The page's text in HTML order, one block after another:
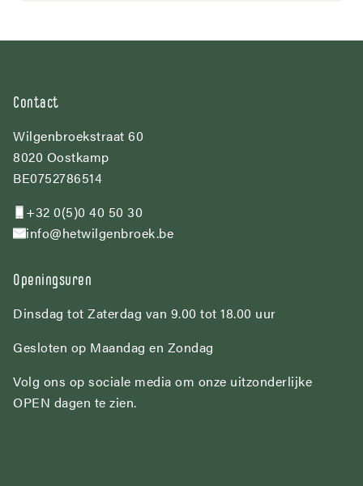
Contact
Wilgenbroekstraat 60
8020 Oostkamp
BE0752786514
+32 0(5)0 40 50 30
info@hetwilgenbroek.be
Openingsuren
Dinsdag tot Zaterdag van 9.00 tot 18.00 uur
Gesloten op Maandag en Zondag
Volg ons op sociale media om onze uitzonderlijke
OPEN dagen te zien.